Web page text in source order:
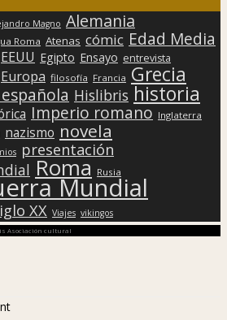
Magno Alemania
Roma Atenas cómic Edad Media
EEUU Egipto Ensayo entrevista
Europa filosofía Francia Grecia
Hislibris historia
Imperio romano Inglaterra
nazismo novela
presentación
Roma Rusia
Mundial
XX Viajes vikingos
Asociación cultural